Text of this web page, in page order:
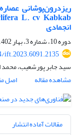
انجمادی
دوره 10، شماره 3، بهار 1402، صفحه
ift.2023.6091.2135
سید جابر پورشعیب، محمد
مشاهده مقاله
اصل
مقالات آماده انتشار